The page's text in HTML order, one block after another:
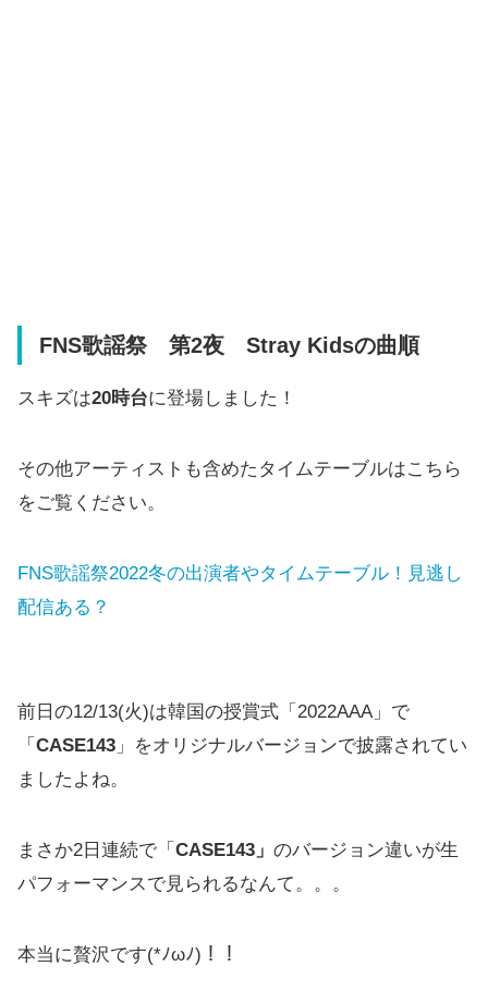
FNS歌謡祭 第2夜 Stray Kidsの曲順
スキズは20時台に登場しました！
その他アーティストも含めたタイムテーブルはこちら
をご覧ください。
FNS歌謡祭2022冬の出演者やタイムテーブル！見逃し
配信ある？
前日の12/13(火)は韓国の授賞式「2022AAA」で
「 CASE143 」をオリジナルバージョンで披露されてい
ましたよね。
まさか2日連続で「 CASE143」 のバージョン違いが生
パフォーマンスで見られるなんて。。。
本当に贅沢です(*ﾉωﾉ)！！